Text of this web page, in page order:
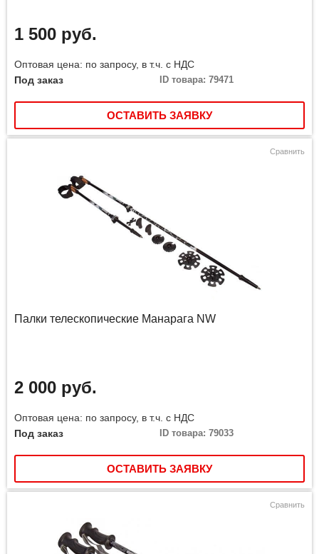
1 500 руб.
Оптовая цена: по запросу, в т.ч. с НДС
Под заказ
ID товара: 79471
ОСТАВИТЬ ЗАЯВКУ
Сравнить
Палки телескопические Манарага NW
2 000 руб.
Оптовая цена: по запросу, в т.ч. с НДС
Под заказ
ID товара: 79033
ОСТАВИТЬ ЗАЯВКУ
Сравнить